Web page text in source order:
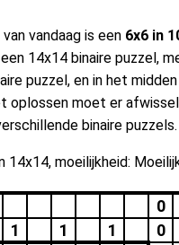
vandaag is een 6x6 in
14x14 binaire puzzel,
puzzel, en in het
oplossen moet er
binaire puzzels.
14x14, moeilijkheid:
0
1
1 1
0